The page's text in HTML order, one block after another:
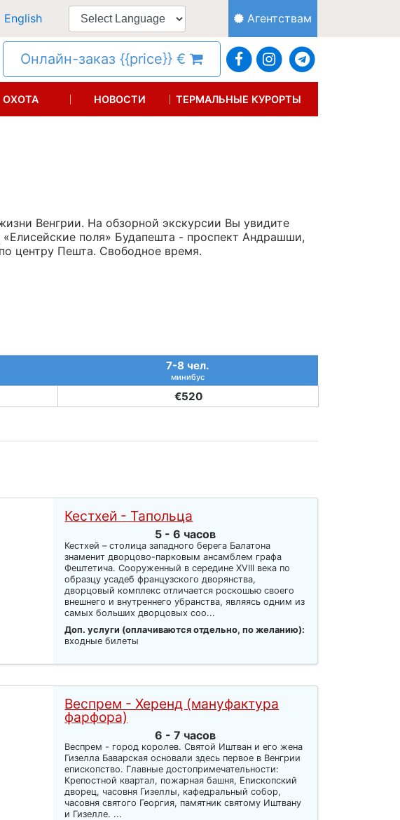
English Агентствам
Онлайн-заказ {{price}} €
ОХОТА НОВОСТИ ТЕРМАЛЬНЫЕ КУРОРТЫ
Венгрии. На обзорной экскурсии Вы увидите
поля» Будапешта - проспект Андрашши,
центру Пешта. Свободное время.
7-8 чел.
минибус
€520
Кестхей - Тапольца
5 - 6 часов
Кестхей – столица западного берега Балатона
знаменит дворцово-парковым ансамблем графа
Фештетича. Сооруженный в середине XVIII века по
образцу усадеб французского дворянства,
дворцовый комплекс отличается роскошью своего
внешнего и внутреннего убранства, являясь одним из
самых больших дворцовых соо...
Доп. услуги (оплачиваются отдельно, по желанию):
входные билеты
Веспрем - Херенд (мануфактура
фарфора)
6 - 7 часов
Веспрем - город королев. Святой Иштван и его жена
Гизелла Баварская основали здесь первое в Венгрии
епископство. Главные достопримечательности:
Крепостной квартал, пожарная башня, Епископский
дворец, часовня Гизеллы, кафедральный собор,
часовня святого Георгия, памятник святому Иштвану
и Гизелле. ...